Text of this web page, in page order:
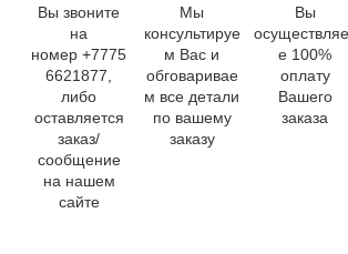
Вы звоните
на
номер +7775
6621877,
либо
оставляется
заказ/
сообщение
на нашем
сайте
Мы
консультируе
м Вас и
обговаривае
м все детали
по вашему
заказу
Вы
е 100%
оплату
Вашего
заказа